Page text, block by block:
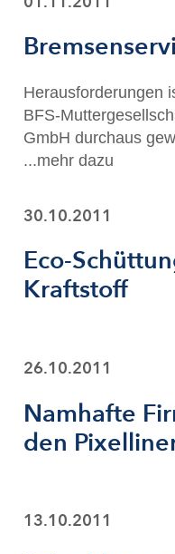
Herausforderungen
BFS-
GmbH durchaus
...mehr dazu
30.10.2011
Eco-
Kraftstoff
26.10.2011
Namhafte
den
13.10.2011